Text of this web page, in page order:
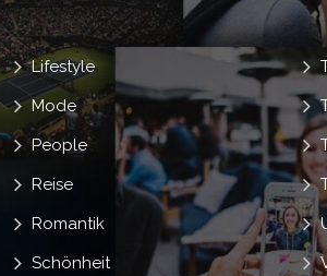
Lifestyle
Mode
People
Reise
Romantik
Schönheit